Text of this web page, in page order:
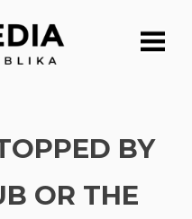
BY
OR THE